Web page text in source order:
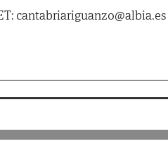
cantabriariguanzo@albia.es